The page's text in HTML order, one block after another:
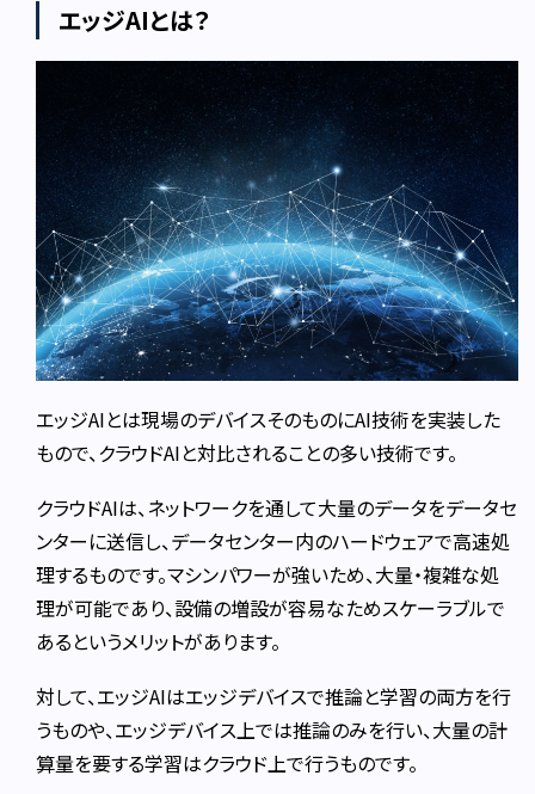
エッジAIとは？
エッジAIとは現場のデバイスそのものにAI技術を実装した
もので、クラウドAIと対比されることの多い技術です。
クラウドAIは、ネットワークを通して大量のデータをデータセ
ンターに送信し、データセンター内のハードウェアで高速処
理するものです。マシンパワーが強いため、大量・複雑な処
理が可能であり、設備の増設が容易なためスケーラブルで
あるというメリットがあります。
対して、エッジAIはエッジデバイスで推論と学習の両方を行
うものや、エッジデバイス上では推論のみを行い、大量の計
算量を要する学習はクラウド上で行うものです。